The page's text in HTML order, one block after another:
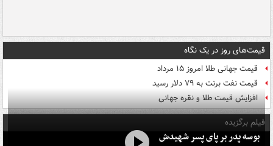
قیمت‌های روز در یک نگاه
قیمت جهانی طلا امروز ۱۵ مرداد
قیمت نفت برنت به ۷۹ دلار رسید
افزایش قیمت طلا و نقره جهانی
فیلم برگزیده
بوسه‌ پدر بر پای پسر شهیدش